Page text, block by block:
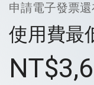
申請電子發票
使用費最